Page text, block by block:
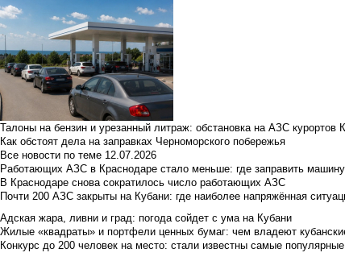
Талоны на бензин и урезанный литраж: обстановка на АЗС курортов
Как обстоят дела на заправках Черноморского побережья
Все новости по теме 12.07.2026
Работающих АЗС в Краснодаре стало меньше: где заправить машину
В Краснодаре снова сократилось число работающих АЗС
Почти 200 АЗС закрыты на Кубани: где наиболее напряжённая
Адская жара, ливни и град: погода сойдет с ума на Кубани
Жилые «квадраты» и портфели ценных бумаг: чем владеют
Конкурс до 200 человек на место: стали известны самые